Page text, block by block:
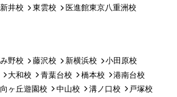
井校 東雲校
医進館東京八重洲校
野校 藤沢校 新横浜校
小田原校
大和校 青葉台校 橋本校
港南台校
向ヶ丘遊園校 中山校 溝ノ口校
戸塚校